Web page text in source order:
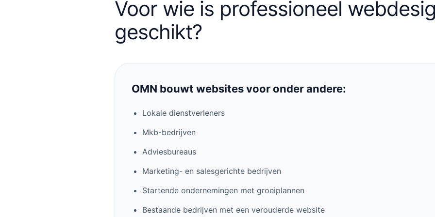
Voor wie is professioneel
geschikt?
OMN bouwt websites voor onder andere:
Lokale dienstverleners
Mkb-bedrijven
Adviesbureaus
Marketing- en salesgerichte bedrijven
Startende ondernemingen met groeiplannen
Bestaande bedrijven met een verouderde website